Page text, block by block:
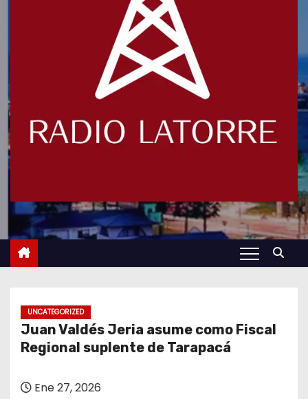
UNCATEGORIZED
Juan Valdés Jeria asume como Fiscal
Regional suplente de Tarapacá
Ene 27, 2026